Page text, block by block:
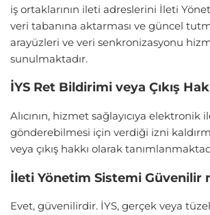
iş ortaklarının ileti adreslerini İleti
veri tabanına aktarması ve güncel
arayüzleri ve veri senkronizasyonu
sunulmaktadır.
İYS Ret Bildirimi veya Çıkış
Alıcının, hizmet sağlayıcıya elektronik
gönderebilmesi için verdiği izni
veya çıkış hakkı olarak
İleti Yönetim Sistemi Güvenilir
Evet, güvenilirdir. İYS, gerçek veya